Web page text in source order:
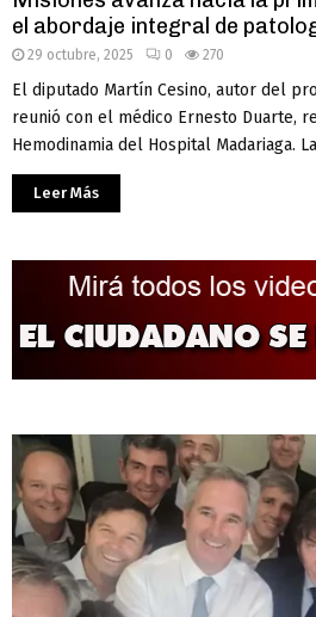
el abordaje integral de
29 octubre, 2025 0 270
El diputado Martín Cesino, autor del
reunió con el médico Ernesto Duarte,
Hemodinamia del Hospital Madariaga.
Leer Más